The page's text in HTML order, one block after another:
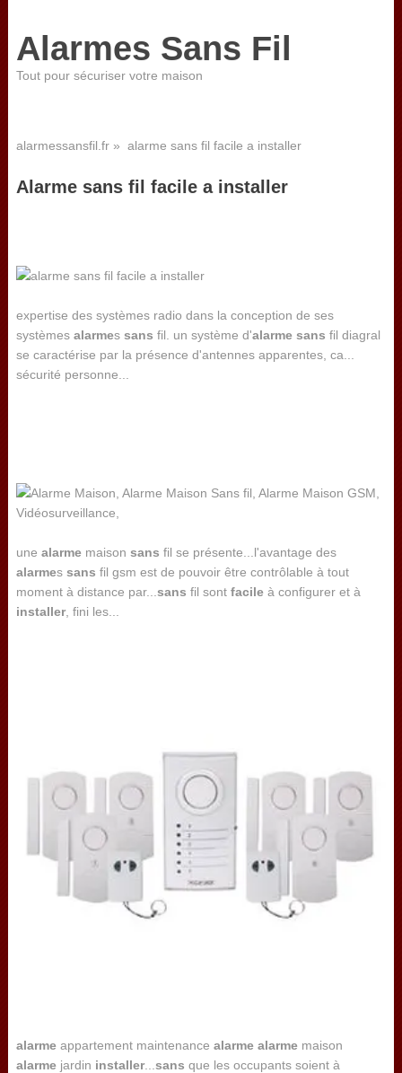
Alarmes Sans Fil
Tout pour sécuriser votre maison
alarmessansfil.fr» alarme sans fil facile a installer
Alarme sans fil facile a installer
expertise des systèmes radio dans la conception de ses
systèmes alarmes sans fil. un système d'alarme sans fil diagral
se caractérise par la présence d'antennes apparentes, ca...
sécurité personne...
une alarmemaison sans fil se présente...l'avantage des
alarmes sans fil gsm est de pouvoir être contrôlable à tout
moment à distance par... sans fil sont facileà configurer et à
installer, fini les...
alarmeappartement maintenance alarme alarmemaison
alarmejardin installer... sans que les occupants soient à